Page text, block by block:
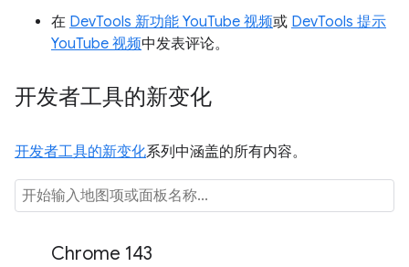
在 DevTools 新功能 YouTube 视频或 DevTools 提示
YouTube 视频中发表评论。
开发者工具的新变化
开发者工具的新变化系列中涵盖的所有内容。
Chrome 143